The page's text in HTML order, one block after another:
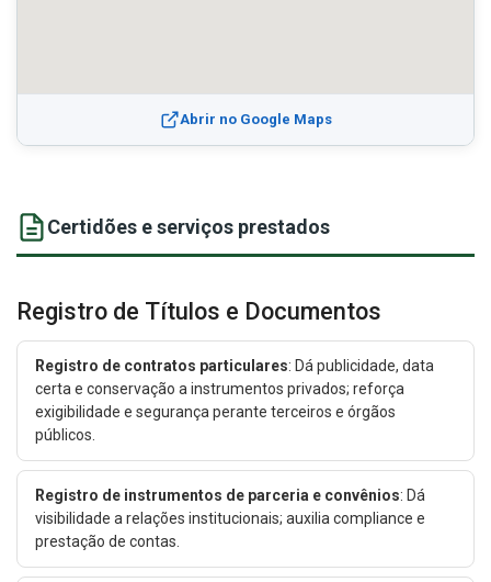
Abrir no Google Maps
Certidões e serviços prestados
Registro de Títulos e Documentos
Registro de contratos particulares: Dá publicidade, data
certa e conservação a instrumentos privados; reforça
exigibilidade e segurança perante terceiros e órgãos
públicos.
Registro de instrumentos de parceria e convênios: Dá
visibilidade a relações institucionais; auxilia compliance e
prestação de contas.